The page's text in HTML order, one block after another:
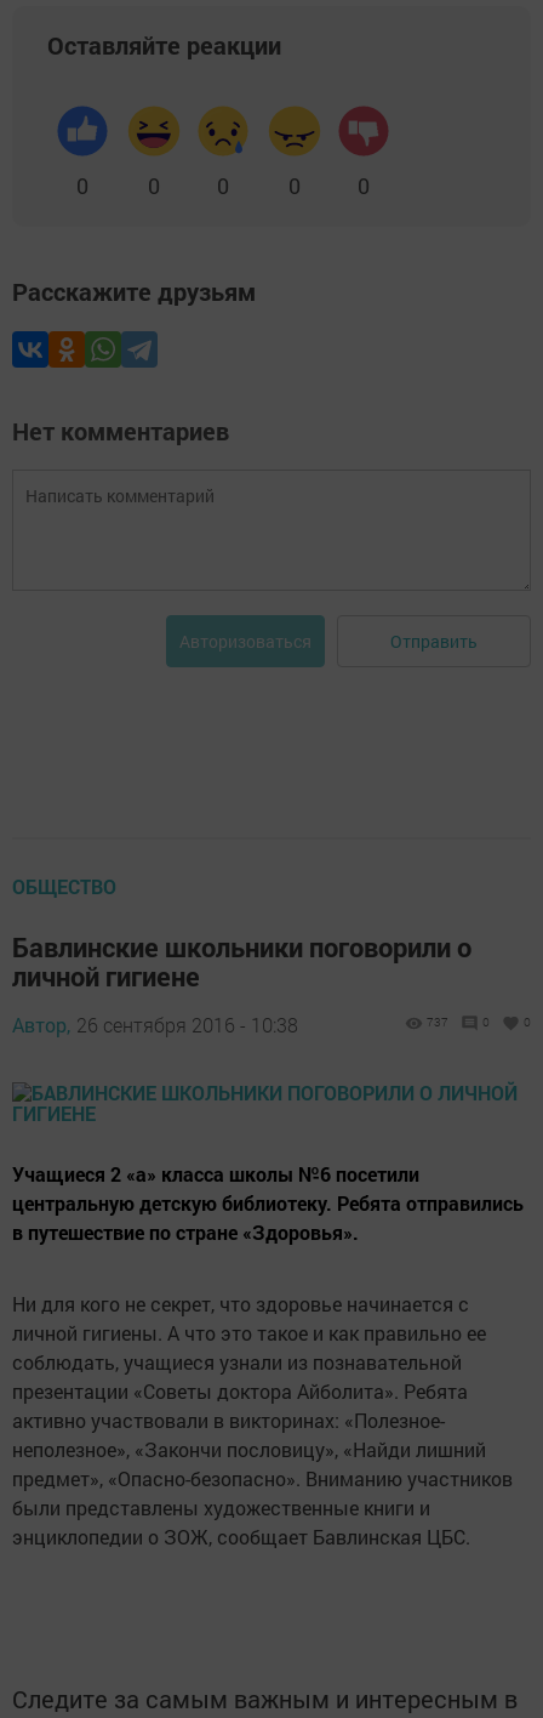
Оставляйте реакции
0 0 0 0 0
Расскажите друзьям
Нет комментариев
Авторизоваться Отправить
ОБЩЕСТВО
Бавлинские школьники поговорили о
личной гигиене
Автор, 26 сентября 2016 - 10:38 737 0 0
Учащиеся 2 «а» класса школы №6 посетили
центральную детскую библиотеку. Ребята отправились
в путешествие по стране «Здоровья».
Ни для кого не секрет, что здоровье начинается с
личной гигиены. А что это такое и как правильно ее
соблюдать, учащиеся узнали из познавательной
презентации «Советы доктора Айболита». Ребята
активно участвовали в викторинах: «Полезное-
неполезное», «Закончи пословицу», «Найди лишний
предмет», «Опасно-безопасно». Вниманию участников
были представлены художественные книги и
энциклопедии о ЗОЖ, сообщает Бавлинская ЦБС.
Следите за самым важным и интересным в